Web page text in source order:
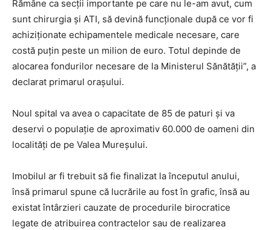
Rămâne ca secţii importante pe care nu le-am avut, cum
sunt chirurgia şi ATI, să devină funcţionale după ce vor fi
achiziţionate echipamentele medicale necesare, care
costă puţin peste un milion de euro. Totul depinde de
alocarea fondurilor necesare de la Ministerul Sănătăţii”, a
declarat primarul oraşului.
Noul spital va avea o capacitate de 85 de paturi şi va
deservi o populaţie de aproximativ 60.000 de oameni din
localităţi de pe Valea Mureşului.
Imobilul ar fi trebuit să fie finalizat la începutul anului,
însă primarul spune că lucrările au fost în grafic, însă au
existat întârzieri cauzate de procedurile birocratice
legate de atribuirea contractelor sau de realizarea